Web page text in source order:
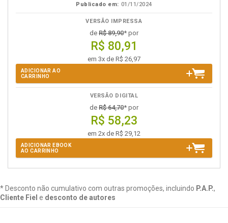
Publicado em: 01/11/2024
VERSÃO IMPRESSA
de R$ 89,90* por
R$ 80,91
em 3x de R$ 26,97
ADICIONAR AO
CARRINHO
VERSÃO DIGITAL
de R$ 64,70* por
R$ 58,23
em 2x de R$ 29,12
ADICIONAR EBOOK
AO CARRINHO
* Desconto não cumulativo com outras promoções, incluindo P.A.P.,
Cliente Fiel e desconto de autores